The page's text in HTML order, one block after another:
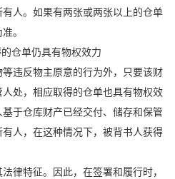
人。如果有两张或两张以上的仓单
。
仓单仍具有物权效力
违反物主原意的行为外，只要该财
处，相应取得的仓单也具有物权效
于仓库财产已经交付、储存和保管
人，在这种情况下，被背书人获得
律特征。因此，在签署和履行时，